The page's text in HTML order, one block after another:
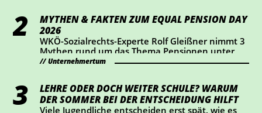
sollte jetzt prüfen, ob Handlungsbedarf besteht.
MYTHEN & FAKTEN ZUM EQUAL PENSION DAY
2026
WKÖ-Sozialrechts-Experte Rolf Gleißner nimmt 3
Mythen rund um das Thema Pensionen unter
die Lupe und liefert Fakten.
Unternehmertum
LEHRE ODER DOCH WEITER SCHULE? WARUM
DER SOMMER BEI DER ENTSCHEIDUNG HILFT
Viele Jugendliche entscheiden erst spät, wie es